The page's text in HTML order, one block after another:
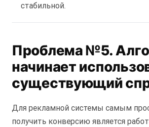
стабильной.
Проблема №5.
начинает
существующий
Для рекламной системы самым
получить конверсию является